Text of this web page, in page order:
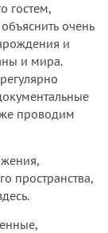
гостем,
очень
и
и мира.
проводим
пространства,